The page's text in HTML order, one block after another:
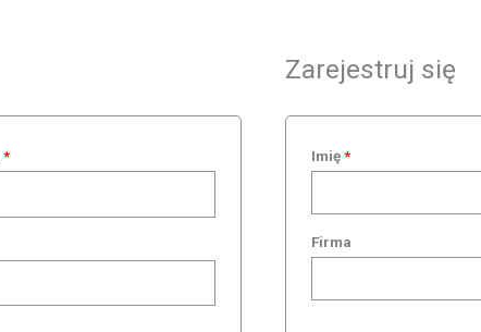
*
Zarejestruj się
Imię*
Firma
Wymagane